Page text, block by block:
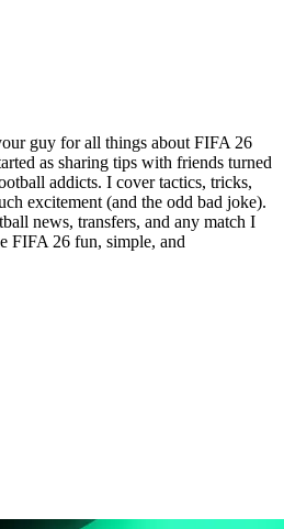
guy for all things about FIFA 26
as sharing tips with friends turned
addicts. I cover tactics, tricks,
excitement (and the odd bad joke).
news, transfers, and any match I
FIFA 26 fun, simple, and